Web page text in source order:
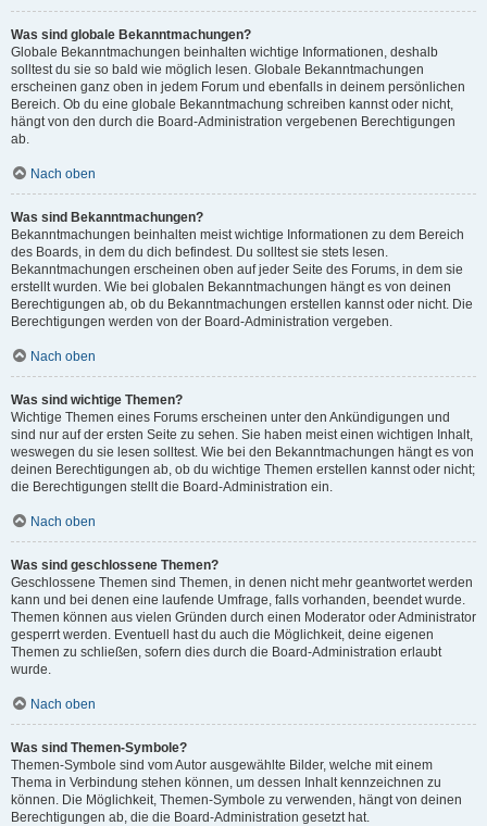
Was sind globale Bekanntmachungen?
Globale Bekanntmachungen beinhalten wichtige Informationen, deshalb
solltest du sie so bald wie möglich lesen. Globale Bekanntmachungen
erscheinen ganz oben in jedem Forum und ebenfalls in deinem persönlichen
Bereich. Ob du eine globale Bekanntmachung schreiben kannst oder nicht,
hängt von den durch die Board-Administration vergebenen Berechtigungen
ab.
Nach oben
Was sind Bekanntmachungen?
Bekanntmachungen beinhalten meist wichtige Informationen zu dem Bereich
des Boards, in dem du dich befindest. Du solltest sie stets lesen.
Bekanntmachungen erscheinen oben auf jeder Seite des Forums, in dem sie
erstellt wurden. Wie bei globalen Bekanntmachungen hängt es von deinen
Berechtigungen ab, ob du Bekanntmachungen erstellen kannst oder nicht. Die
Berechtigungen werden von der Board-Administration vergeben.
Nach oben
Was sind wichtige Themen?
Wichtige Themen eines Forums erscheinen unter den Ankündigungen und
sind nur auf der ersten Seite zu sehen. Sie haben meist einen wichtigen Inhalt,
weswegen du sie lesen solltest. Wie bei den Bekanntmachungen hängt es von
deinen Berechtigungen ab, ob du wichtige Themen erstellen kannst oder nicht;
die Berechtigungen stellt die Board-Administration ein.
Nach oben
Was sind geschlossene Themen?
Geschlossene Themen sind Themen, in denen nicht mehr geantwortet werden
kann und bei denen eine laufende Umfrage, falls vorhanden, beendet wurde.
Themen können aus vielen Gründen durch einen Moderator oder Administrator
gesperrt werden. Eventuell hast du auch die Möglichkeit, deine eigenen
Themen zu schließen, sofern dies durch die Board-Administration erlaubt
wurde.
Nach oben
Was sind Themen-Symbole?
Themen-Symbole sind vom Autor ausgewählte Bilder, welche mit einem
Thema in Verbindung stehen können, um dessen Inhalt kennzeichnen zu
können. Die Möglichkeit, Themen-Symbole zu verwenden, hängt von deinen
Berechtigungen ab, die die Board-Administration gesetzt hat.